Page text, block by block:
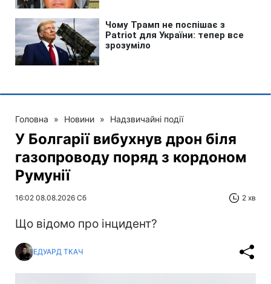
Головна » Новини » Надзвичайні події
У Болгарії вибухнув дрон біля
газопроводу поряд з кордоном
Румунії
16:02 08.08.2026 Сб 2 хв
Що відомо про інцидент?
ЕДУАРД ТКАЧ